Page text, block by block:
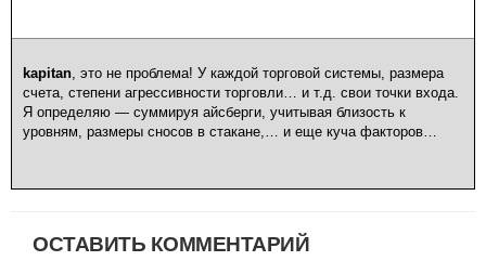
kapitan, это не проблема! У каждой торговой системы, размера
счета, степени агрессивности торговли… и т.д. свои точки входа.
Я определяю — суммируя айсберги, учитывая близость к
уровням, размеры сносов в стакане,… и еще куча факторов…
ОСТАВИТЬ КОММЕНТАРИЙ